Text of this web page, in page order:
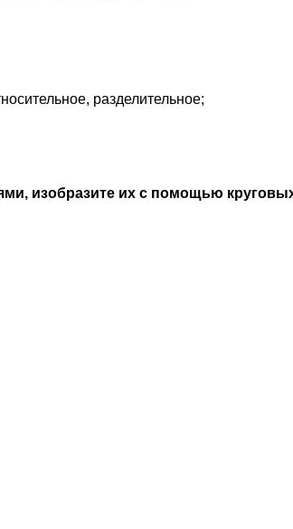
разделительное;
изобразите их с помощью